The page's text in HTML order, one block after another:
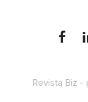
Revista Biz -